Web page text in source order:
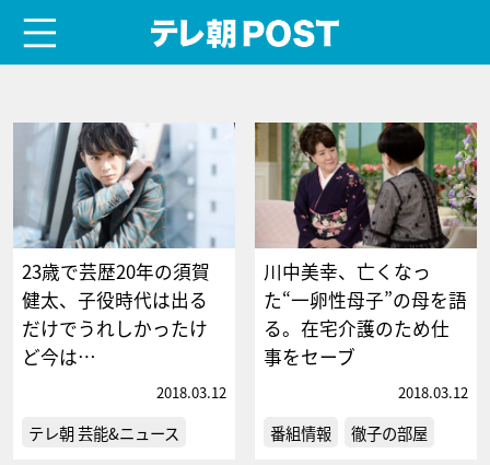
23歳で芸歴20年の須賀
健太、子役時代は出る
だけでうれしかったけ
ど今は…
2018.03.12
テレ朝 芸能&ニュース
川中美幸、亡くなっ
た“一卵性母子”の母を語
る。在宅介護のため仕
事をセーブ
2018.03.12
番組情報 徹子の部屋